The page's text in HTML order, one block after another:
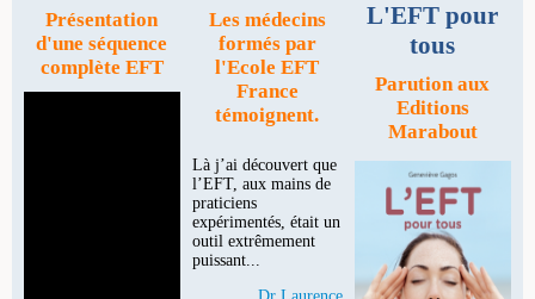
Présentation
d'une séquence
complète EFT
Les médecins
formés par
l'Ecole EFT
France
témoignent.
Là j’ai découvert que
l’EFT, aux mains de
praticiens
expérimentés, était un
outil extrêmement
puissant...
L'EFT pour
tous
Parution aux
Editions
Marabout